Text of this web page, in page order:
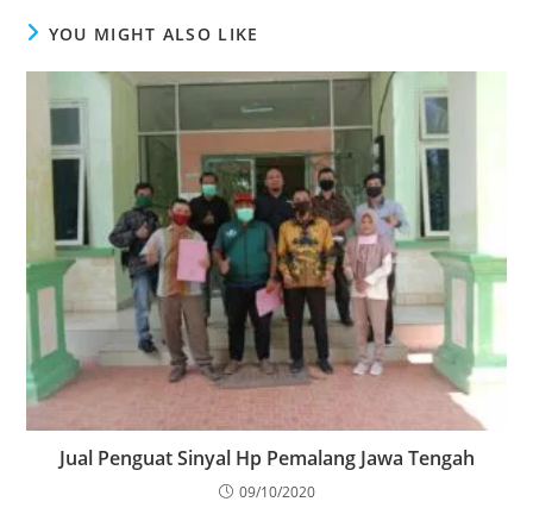
YOU MIGHT ALSO LIKE
Jual Penguat Sinyal Hp Pemalang Jawa Tengah
09/10/2020